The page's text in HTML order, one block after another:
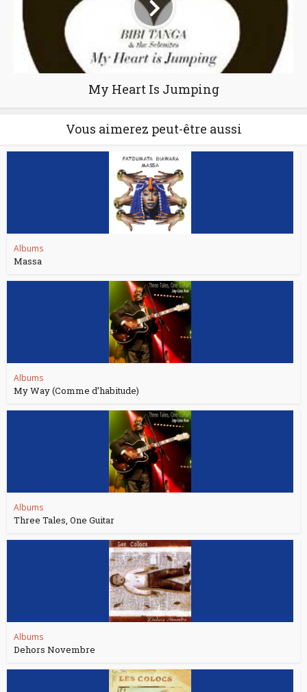
My Heart Is Jumping
Vous aimerez peut-être aussi
Albums
Massa
Albums
My Way (Comme d’habitude)
Albums
Three Tales, One Guitar
Albums
Dehors Novembre